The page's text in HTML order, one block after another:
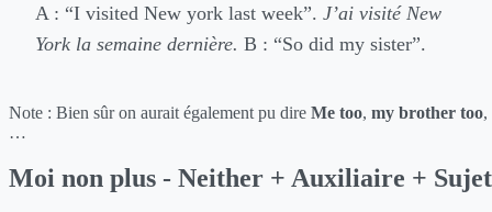
A : “I visited New york last week”. J’ai visité New
York la semaine dernière. B : “So did my sister”.
Note : Bien sûr on aurait également pu dire Me too, my brother too,
…
Moi non plus - Neither + Auxiliaire + Sujet